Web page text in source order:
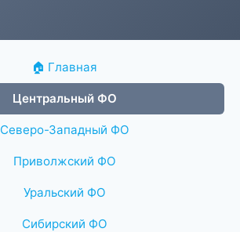
🏠 Главная
Центральный ФО
Северо-Западный ФО
Приволжский ФО
Уральский ФО
Сибирский ФО